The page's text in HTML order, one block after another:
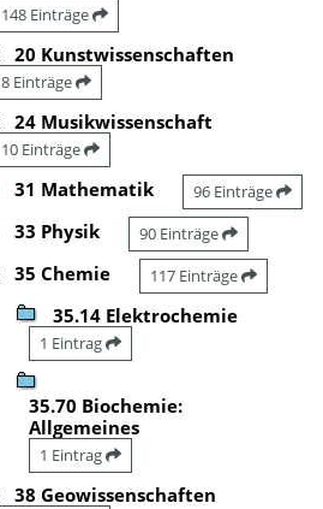
148 Einträge
20 Kunstwissenschaften
8 Einträge
24 Musikwissenschaft
10 Einträge
31 Mathematik 96 Einträge
33 Physik 90 Einträge
35 Chemie 117 Einträge
35.14 Elektrochemie
1 Eintrag
35.70 Biochemie:
Allgemeines
1 Eintrag
38 Geowissenschaften